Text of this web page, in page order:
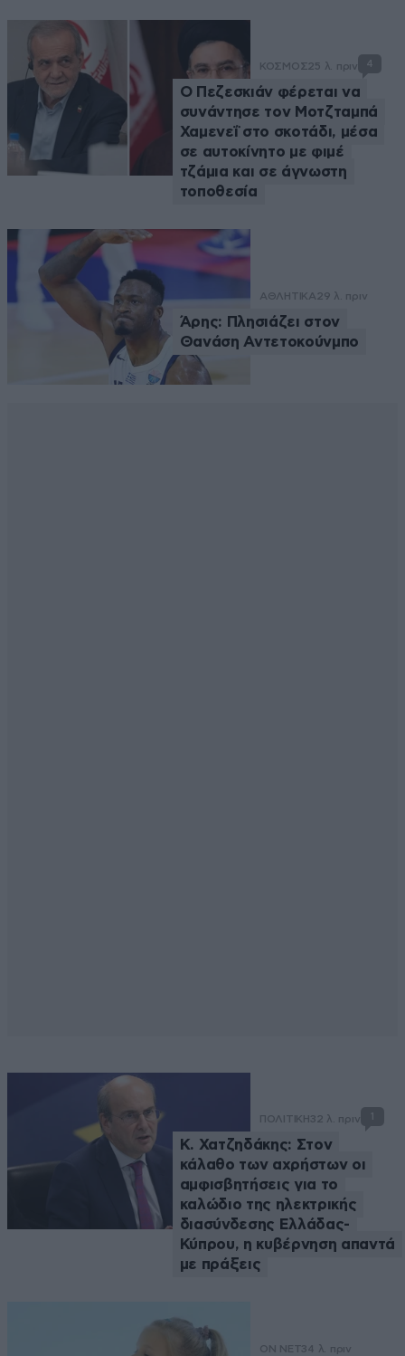
ΚΟΣΜΟΣ25 λ. πριν 4
Ο Πεζεσκιάν φέρεται να
συνάντησε τον Μοτζταμπά
Χαμενεΐ στο σκοτάδι, μέσα
σε αυτοκίνητο με φιμέ
τζάμια και σε άγνωστη
τοποθεσία
ΑΘΛΗΤΙΚΑ 29 λ. πριν
Άρης: Πλησιάζει στον
Θανάση Αντετοκούνμπο
ΠΟΛΙΤΙΚΗ32 λ. πριν
Κ. Χατζηδάκης: Στον
κάλαθο των αχρήστων οι
αμφισβητήσεις για το
καλώδιο της ηλεκτρικής
διασύνδεσης Ελλάδας-
Κύπρου, η κυβέρνηση απαντά
με πράξεις
ON NET34 λ. πριν